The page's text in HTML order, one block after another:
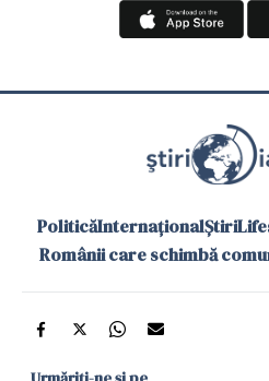
PoliticăInternaționalȘtiri
Românii care schimbă